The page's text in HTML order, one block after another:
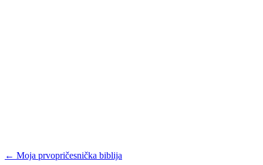
← Moja prvopričesnička biblija